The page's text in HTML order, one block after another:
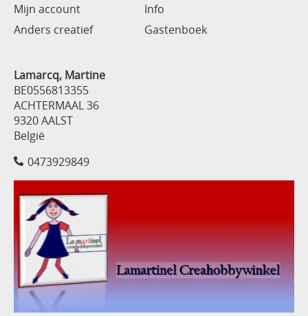
Mijn account
Info
Anders creatief
Gastenboek
Lamarcq, Martine
BE0556813355
ACHTERMAAL 36
9320 AALST
België
0473929849